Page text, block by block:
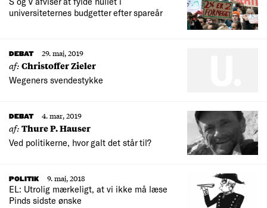
universiteternes budgetter efter spareår
DEBAT 29. maj, 2019
af:Christoffer Zieler
Wegeners svendestykke
DEBAT 4. mar, 2019
af:Thure P. Hauser
Ved politikerne, hvor galt det står til?
POLITIK
9. maj, 2018
EL: Utrolig mærkeligt, at vi ikke må læse
Pinds sidste ønske